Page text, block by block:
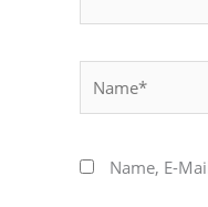
Name, E-